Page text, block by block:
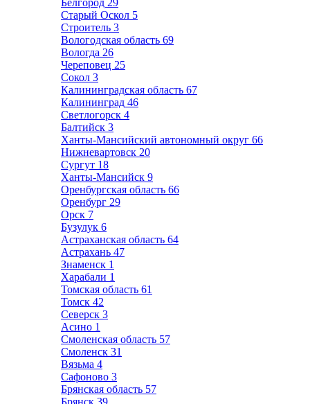
Белгород 29
Старый Оскол 5
Строитель 3
Вологодская область 69
Вологда 26
Череповец 25
Сокол 3
Калининградская область 67
Калининград 46
Светлогорск 4
Балтийск 3
Ханты-Мансийский автономный округ 66
Нижневартовск 20
Сургут 18
Ханты-Мансийск 9
Оренбургская область 66
Оренбург 29
Орск 7
Бузулук 6
Астраханская область 64
Астрахань 47
Знаменск 1
Харабали 1
Томская область 61
Томск 42
Северск 3
Асино 1
Смоленская область 57
Смоленск 31
Вязьма 4
Сафоново 3
Брянская область 57
Брянск 39